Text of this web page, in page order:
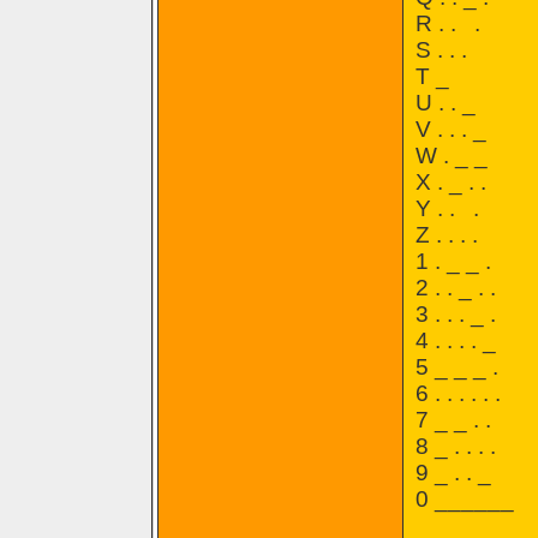
R . . .
S . . .
T _
U . . _
V . . . _
W . _ _
X . _ . .
Y . . .
Z . . . .
1 . _ _ .
2 . . _ . .
3 . . . _ .
4 . . . . _
5 _ _ _ .
6 . . . . . .
7 _ _ . .
8 _ . . . .
9 _ . . _
0 ______